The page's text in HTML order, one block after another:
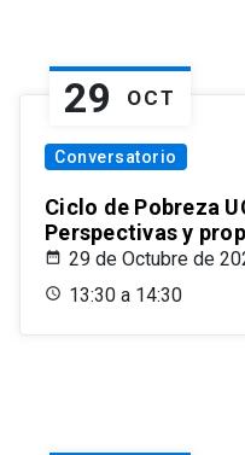
29 OCT
Conversatorio
Ciclo de Pobreza
Perspectivas y
29 de Octubre de
13:30 a 14:30